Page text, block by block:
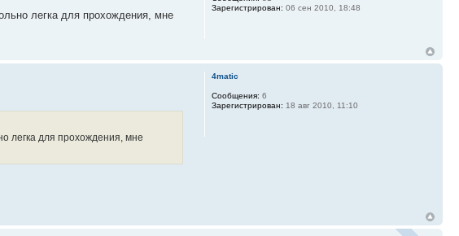
легка для прохождения, мне
Зарегистрирован: 06 сен 2010, 18:48
легка для прохождения, мне
4matic
Сообщения: 6
Зарегистрирован: 18 авг 2010, 11:10